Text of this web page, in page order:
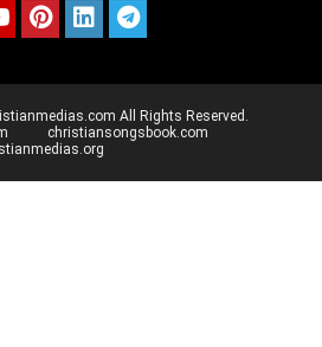
All Rights Reserved.
christiansongsbook.com